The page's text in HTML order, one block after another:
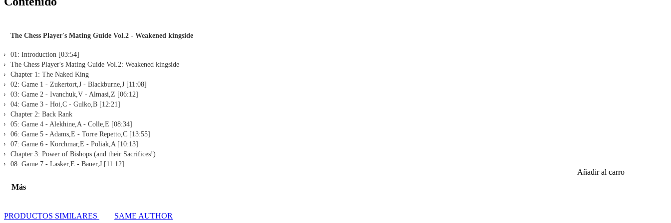
The Chess Player's Mating Guide Vol.2 - Weakened kingside
01: Introduction [03:54]
The Chess Player's Mating Guide Vol.2: Weakened kingside
Chapter 1: The Naked King
02: Game 1 - Zukertort,J - Blackburne,J [11:08]
03: Game 2 - Ivanchuk,V - Almasi,Z [06:12]
04: Game 3 - Hoi,C - Gulko,B [12:21]
Chapter 2: Back Rank
05: Game 4 - Alekhine,A - Colle,E [08:34]
06: Game 5 - Adams,E - Torre Repetto,C [13:55]
07: Game 6 - Korchmar,E - Poliak,A [10:13]
Chapter 3: Power of Bishops (and their Sacrifices!)
08: Game 7 - Lasker,E - Bauer,J [11:12]
10: Game 9 - Spassky,B - Tal,M [15:11]
Chapter 4: Weakness f2/f7
Más
Añadir al carro
PRODUCTOS SIMILARES SAME AUTHOR